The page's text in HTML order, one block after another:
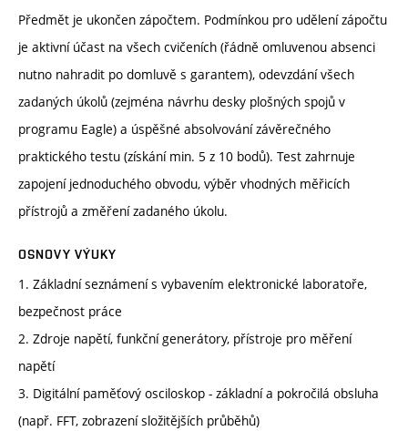
Předmět je ukončen zápočtem. Podmínkou pro udělení zápočtu
je aktivní účast na všech cvičeních (řádně omluvenou absenci
nutno nahradit po domluvě s garantem), odevzdání všech
zadaných úkolů (zejména návrhu desky plošných spojů v
programu Eagle) a úspěšné absolvování závěrečného
praktického testu (získání min. 5 z 10 bodů). Test zahrnuje
zapojení jednoduchého obvodu, výběr vhodných měřicích
přístrojů a změření zadaného úkolu.
OSNOVY VÝUKY
1. Základní seznámení s vybavením elektronické laboratoře,
bezpečnost práce
2. Zdroje napětí, funkční generátory, přístroje pro měření
napětí
3. Digitální paměťový osciloskop - základní a pokročilá obsluha
(např. FFT, zobrazení složitějších průběhů)